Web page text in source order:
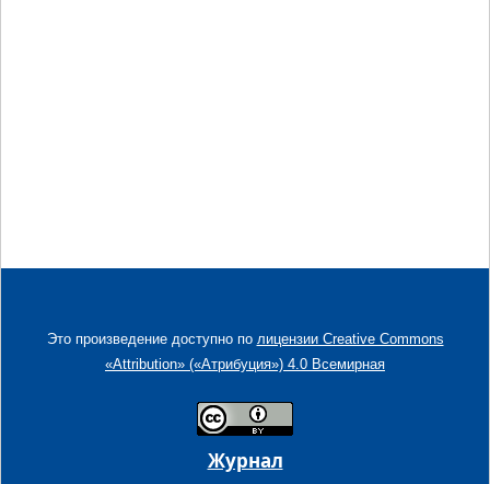
Это произведение доступно по лицензии Creative Commons
«Attribution» («Атрибуция») 4.0 Всемирная
Журнал